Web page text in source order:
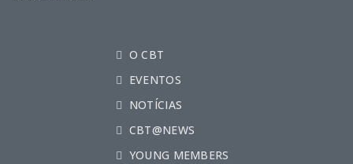
O CBT
EVENTOS
NOTÍCIAS
CBT@NEWS
YOUNG MEMBERS